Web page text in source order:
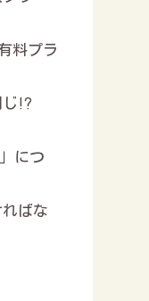
料プラ
じ⁉
につ
ばな